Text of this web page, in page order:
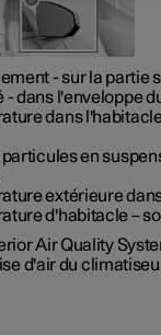
- sur la partie
- dans l'enveloppe
dans
en
extérieure
d'habitacle –
Air Quality
d'air du